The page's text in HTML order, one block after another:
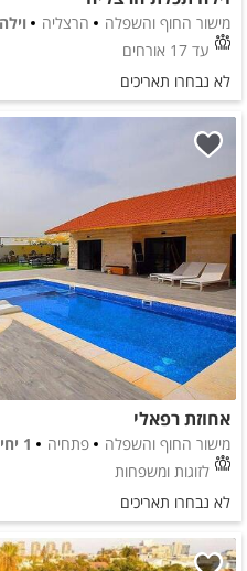
מישור החוף והשפלה הרצליה
וילה 5 חדרים
עד 17 אורחים
לא נבחרו תאריכים
אחוזת רפאלי
מישור החוף והשפלה פתחיה
1 יחידות
לזוגות ומשפחות
לא נבחרו תאריכים